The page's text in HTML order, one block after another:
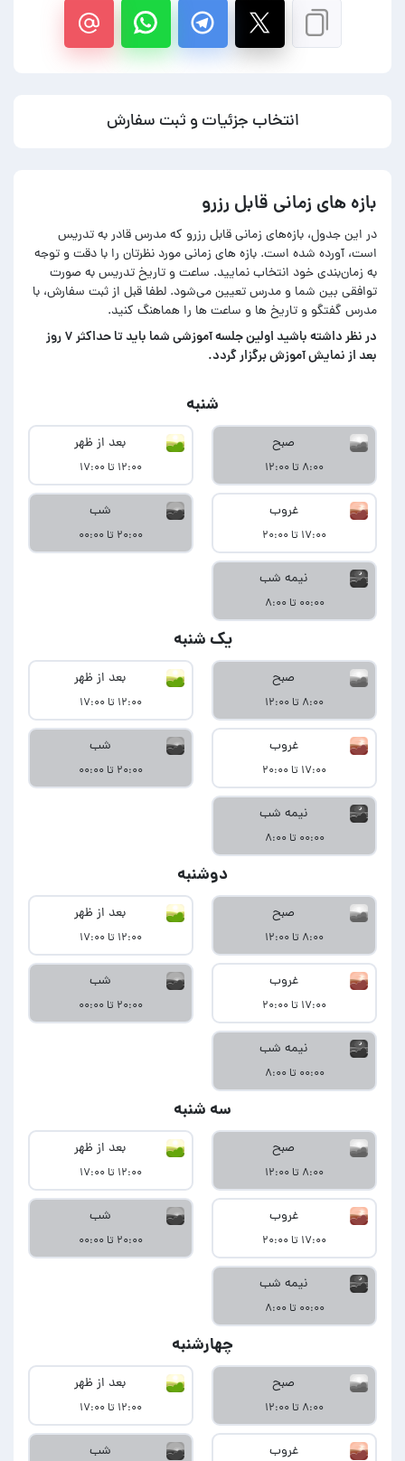
انتخاب جزئیات و ثبت سفارش
بازه های زمانی قابل رزرو
در این جدول، بازه‌های زمانی قابل رزرو که مدرس قادر به تدریس
است، آورده شده است. بازه های زمانی مورد نظرتان را با دقت و توجه
به زمان‌بندی خود انتخاب نمایید. ساعت و تاریخ تدریس به صورت
توافقی بین شما و مدرس تعیین می‌شود. لطفا قبل از ثبت سفارش، با
مدرس گفتگو و تاریخ ها و ساعت ها را هماهنگ کنید.
در‌ نظر داشته باشید اولین جلسه آموزشی شما باید تا حداکثر ۷ روز
بعد از نمایش آموزش برگزار گردد.
شنبه
صبح
۸:۰۰ تا ۱۲:۰۰
بعد از ظهر
۱۲:۰۰ تا ۱۷:۰۰
غروب
۱۷:۰۰ تا ۲۰:۰۰
شب
۲۰:۰۰ تا ۰۰:۰۰
نیمه شب
۰۰:۰۰ تا ۸:۰۰
یک شنبه
صبح
۸:۰۰ تا ۱۲:۰۰
بعد از ظهر
۱۲:۰۰ تا ۱۷:۰۰
غروب
۱۷:۰۰ تا ۲۰:۰۰
شب
۲۰:۰۰ تا ۰۰:۰۰
نیمه شب
۰۰:۰۰ تا ۸:۰۰
دوشنبه
صبح
۸:۰۰ تا ۱۲:۰۰
بعد از ظهر
۱۲:۰۰ تا ۱۷:۰۰
غروب
۱۷:۰۰ تا ۲۰:۰۰
شب
۲۰:۰۰ تا ۰۰:۰۰
نیمه شب
۰۰:۰۰ تا ۸:۰۰
سه شنبه
صبح
۸:۰۰ تا ۱۲:۰۰
بعد از ظهر
۱۲:۰۰ تا ۱۷:۰۰
غروب
۱۷:۰۰ تا ۲۰:۰۰
شب
۲۰:۰۰ تا ۰۰:۰۰
نیمه شب
۰۰:۰۰ تا ۸:۰۰
چهارشنبه
صبح
۸:۰۰ تا ۱۲:۰۰
بعد از ظهر
۱۲:۰۰ تا ۱۷:۰۰
غروب شب